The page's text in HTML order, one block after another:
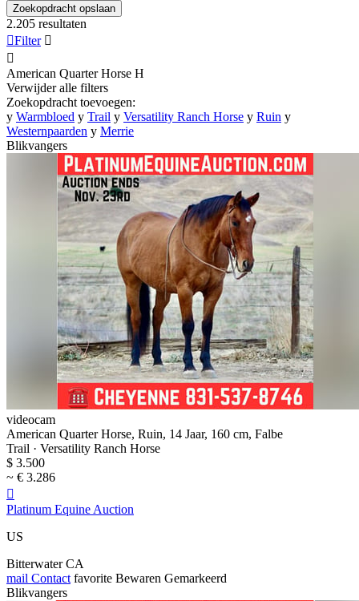
Zoekopdracht opslaan
2.205 resultaten
Filter 

American Quarter Horse H
Verwijder alle filters
Zoekopdracht toevoegen:
y Warmbloed y Trail y Versatility Ranch Horse y Ruin y
Westernpaarden y Merrie
Blikvangers
videocam
American Quarter Horse, Ruin, 14 Jaar, 160 cm, Falbe
Trail · Versatility Ranch Horse
$ 3.500
~ € 3.286

Platinum Equine Auction
US
Bitterwater CA
mail Contact favorite Bewaren Gemarkeerd
Blikvangers